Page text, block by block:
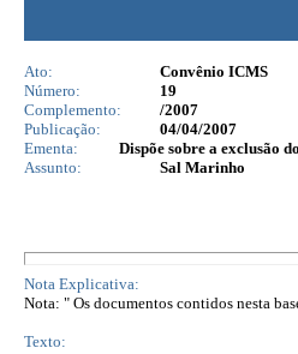
Ato:
Convênio ICMS
Número:
19
Complemento:
/2007
Publicação:
04/04/2007
Ementa:
Dispõe sobre a exclusão
Assunto:
Sal Marinho
Nota Explicativa:
Nota: " Os documentos contidos nesta
Texto: